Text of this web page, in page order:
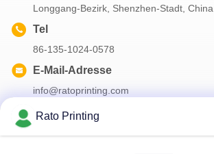
Longgang-Bezirk, Shenzhen-Stadt, China
Tel
86-135-1024-0578
E-Mail-Adresse
info@ratoprinting.com
Rato Printing